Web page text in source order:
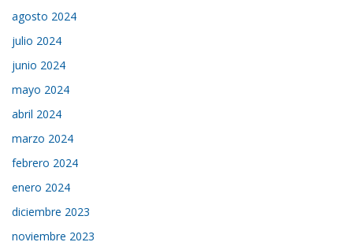
agosto 2024
julio 2024
junio 2024
mayo 2024
abril 2024
marzo 2024
febrero 2024
enero 2024
diciembre 2023
noviembre 2023